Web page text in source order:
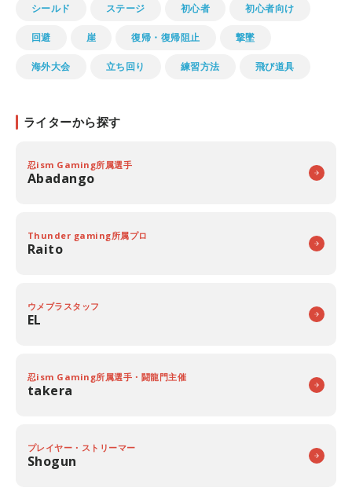
シールド ステージ 初心者 初心者向け
回避 崖 復帰・復帰阻止 撃墜
海外大会 立ち回り 練習方法 飛び道具
ライターから探す
忍ism Gaming所属選手
Abadango
Thunder gaming所属プロ
Raito
ウメブラスタッフ
EL
忍ism Gaming所属選手・闘龍門主催
takera
プレイヤー・ストリーマー
Shogun